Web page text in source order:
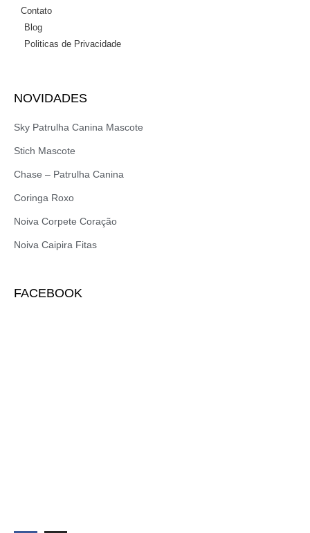
Contato
Blog
Politicas de Privacidade
NOVIDADES
Sky Patrulha Canina Mascote
Stich Mascote
Chase – Patrulha Canina
Coringa Roxo
Noiva Corpete Coração
Noiva Caipira Fitas
FACEBOOK